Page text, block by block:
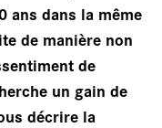
ans dans la même
de manière non
de
un gain de
décrire la